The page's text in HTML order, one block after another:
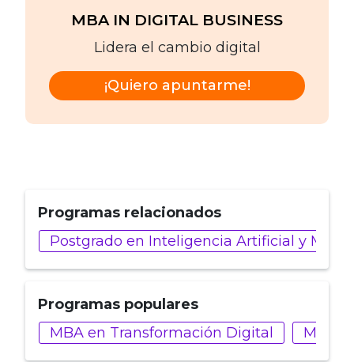
MBA IN DIGITAL BUSINESS
Lidera el cambio digital
¡Quiero apuntarme!
Programas relacionados
Postgrado en Inteligencia Artificial y
Programas populares
MBA en Transformación Digital
MBA